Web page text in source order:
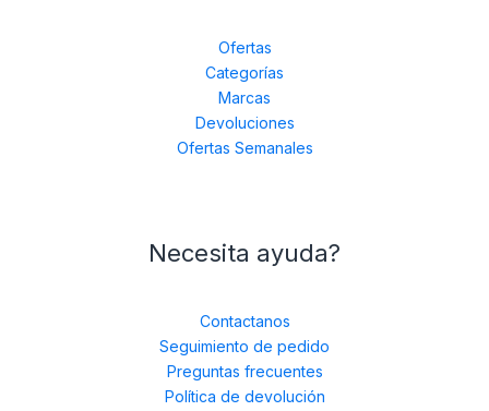
Ofertas
Categorías
Marcas
Devoluciones
Ofertas Semanales
Necesita ayuda?
Contactanos
Seguimiento de pedido
Preguntas frecuentes
Política de devolución